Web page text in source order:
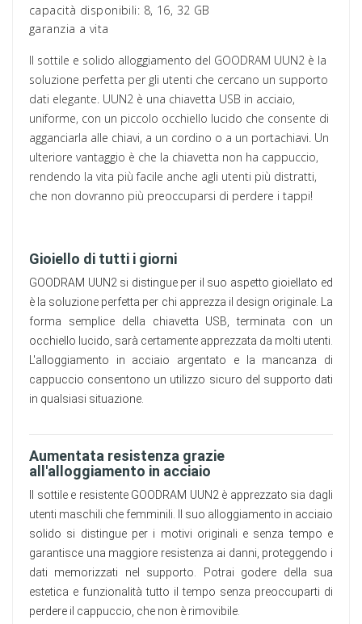
capacità disponibili: 8, 16, 32 GB
garanzia a vita
Il sottile e solido alloggiamento del GOODRAM UUN2 è la
soluzione perfetta per gli utenti che cercano un supporto
dati elegante. UUN2 è una chiavetta USB in acciaio,
uniforme, con un piccolo occhiello lucido che consente di
agganciarla alle chiavi, a un cordino o a un portachiavi. Un
ulteriore vantaggio è che la chiavetta non ha cappuccio,
rendendo la vita più facile anche agli utenti più distratti,
che non dovranno più preoccuparsi di perdere i tappi!
Gioiello di tutti i giorni
GOODRAM UUN2 si distingue per il suo aspetto gioiellato ed
è la soluzione perfetta per chi apprezza il design originale. La
forma semplice della chiavetta USB, terminata con un
occhiello lucido, sarà certamente apprezzata da molti utenti.
L'alloggiamento in acciaio argentato e la mancanza di
cappuccio consentono un utilizzo sicuro del supporto dati
in qualsiasi situazione.
Aumentata resistenza grazie
all'alloggiamento in acciaio
Il sottile e resistente GOODRAM UUN2 è apprezzato sia dagli
utenti maschili che femminili. Il suo alloggiamento in acciaio
solido si distingue per i motivi originali e senza tempo e
garantisce una maggiore resistenza ai danni, proteggendo i
dati memorizzati nel supporto. Potrai godere della sua
estetica e funzionalità tutto il tempo senza preoccuparti di
perdere il cappuccio, che non è rimovibile.